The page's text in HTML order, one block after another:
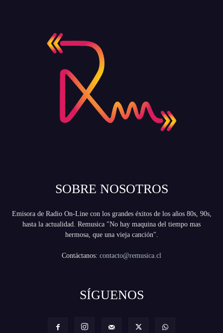
SOBRE NOSOTROS
Emisora de Radio On-Line con los grandes éxitos de los años 80s, 90s,
hasta la actualidad. Remusica "No hay maquina del tiempo mas
hermosa, que una vieja canción".
Contáctanos: contacto@remusica.cl
SÍGUENOS